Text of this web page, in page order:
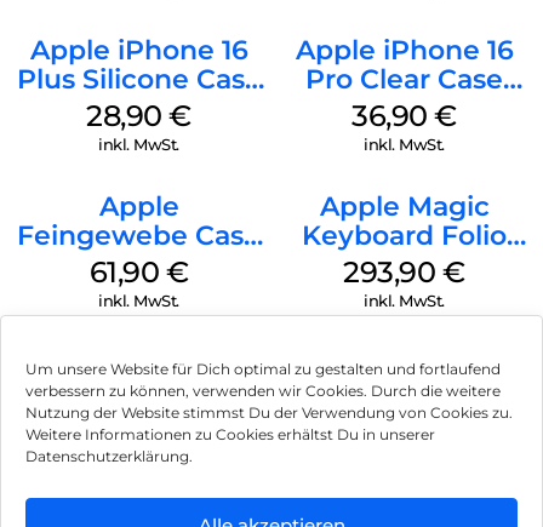
Um unsere Website für Dich optimal zu gestalten und fortlaufend
verbessern zu können, verwenden wir Cookies. Durch die weitere
Nutzung der Website stimmst Du der Verwendung von Cookies zu.
Weitere Informationen zu Cookies erhältst Du in unserer
Datenschutzerklärung.
Apple iPhone 16
Plus Silicone Case
MagSafe Black
28,90€
inkl. MwSt.
Apple iPhone 16
Pro Clear Case
MagSafe
Transparent
36,90€
inkl. MwSt.
Apple
Feingewebe Case
iPhone 15 Pro
MagSafe Schwarz
61,90 €
inkl. MwSt.
Apple Magic
Keyboard Folio
iPad 10.9″ (10.Gen.)
Weiß
293,90€
inkl. MwSt.
Impressum